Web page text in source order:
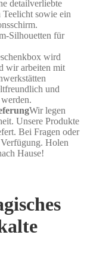
detailverliebte
Teelicht sowie ein
Silhouetten für
wird
wir arbeiten mit
und
Wir legen
Unsere Produkte
Bei Fragen oder
Holen
Hause!